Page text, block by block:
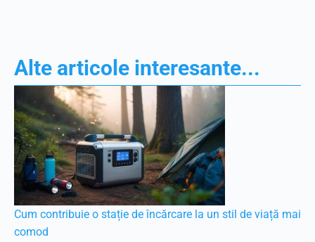
Alte articole interesante...
Cum contribuie o stație de încărcare la un stil de viață mai
comod